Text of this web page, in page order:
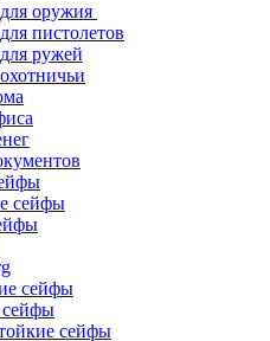
оружия
пистолетов
ружей
сейфы
сейфы
сейфы
сейфы